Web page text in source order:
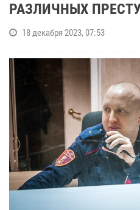
РАЗЛИЧНЫХ
18 декабря 2023, 07:53